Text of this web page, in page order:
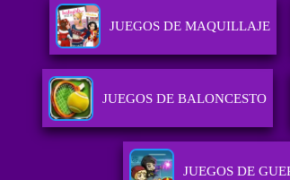
JUEGOS DE MAQUILLAJE
JUEGOS DE BALONCESTO
JUEGOS DE